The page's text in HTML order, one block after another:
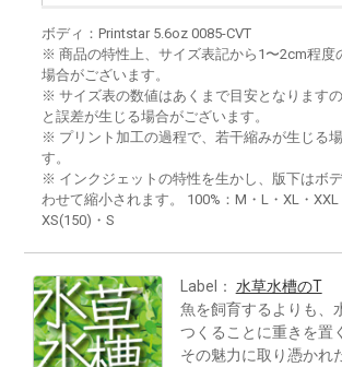
ボディ：Printstar 5.6oz 0085-CVT
※ 商品の特性上、サイズ表記から1〜2cm程度
場合がございます。
※ サイズ表の数値はあくまで目安となります
と誤差が生じる場合がございます。
※ プリント加工の過程で、若干縮みが生じる
す。
※ インクジェットの特性を生かし、版下はボ
わせて縮小されます。 100%：M・L・XL・XXL
XS(150)・S
Label： 水草水槽のT
魚を飼育するよりも、
つくることに重きを置
その魅力に取り憑かれ